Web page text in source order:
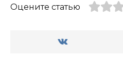
Оцените статью